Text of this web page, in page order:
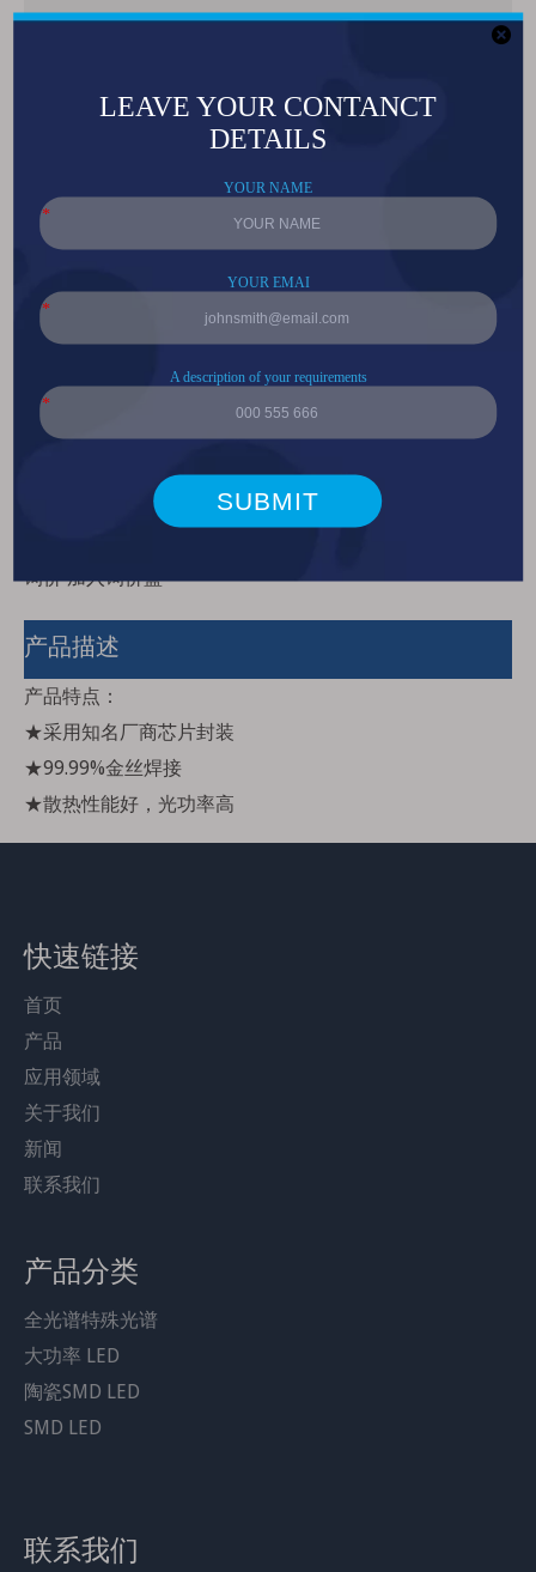
60° 3w 高功率红外 740nm LED
60° 3w 高功率红外 740nm LED
型号：
产品品牌：
LEDGUHON
JH-3IR6G42-T3A-M740承认书（英文）.pdf
询价 加入询价篮
产品描述
产品特点：
★采用知名厂商芯片封装
★99.99%金丝焊接
★散热性能好，光功率高
★此款为740nm IR LED，可用作1W和3W
★使用350mA时为1W；使用700mA时为3W
★IR LED电压低于其他颜色，请不要将实际功率电压*电流
作为芯片功率来计算
★发光角度为60°，也可制作140°和90°
★波长范围为5nm，因此740nm可以根据芯片的波长制成
★740nm电压为1.8-2.2V，高于810nm但低于普通红光
★LED照明时，肉眼可见少许红色，属正常现象
★IR LED可以使用1000mA，但需要基于很好的散热器
★铜框与双金线焊接，确保LED具有良好的散热能力
★通过ISO 9001认证
快速链接
首页
产品
应用领域
关于我们
新闻
联系我们
产品分类
全光谱特殊光谱
大功率 LED
陶瓷SMD LED
SMD LED
联系我们